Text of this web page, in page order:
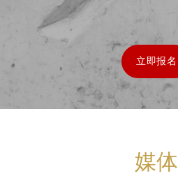
立即报名
媒体